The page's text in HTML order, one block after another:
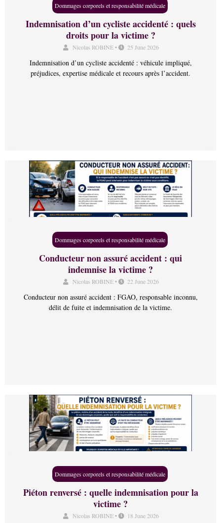
Dommages corporels et responsabilité médicale
Indemnisation d’un cycliste accidenté : quels
droits pour la victime ?
Nicolas ROBINE• 25 June 2026
Indemnisation d’un cycliste accidenté : véhicule impliqué,
préjudices, expertise médicale et recours après l’accident.
Dommages corporels et responsabilité médicale
Conducteur non assuré accident : qui
indemnise la victime ?
Nicolas ROBINE• 22 June 2026
Conducteur non assuré accident : FGAO, responsable inconnu,
délit de fuite et indemnisation de la victime.
Dommages corporels et responsabilité médicale
Piéton renversé : quelle indemnisation pour la
victime ?
Nicolas ROBINE• 18 June 2026